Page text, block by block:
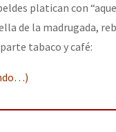
platican con
de la madrugada,
tabaco y café: